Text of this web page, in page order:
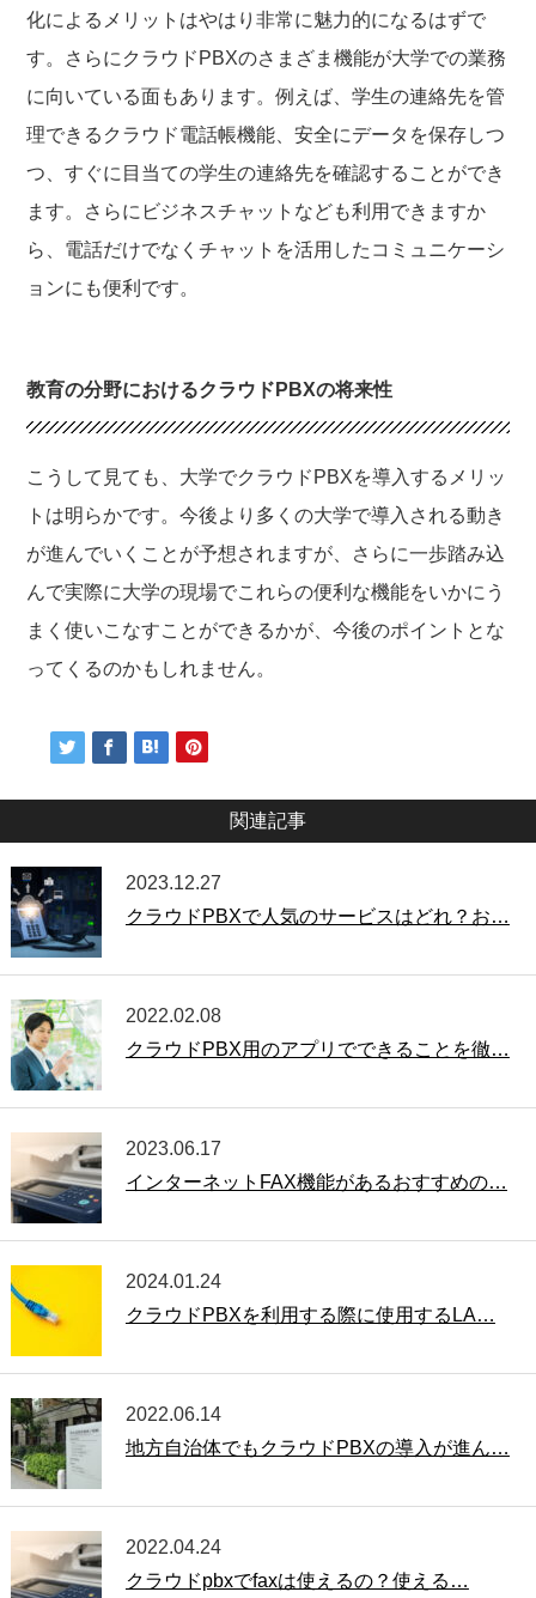
化によるメリットはやはり非常に魅力的になるはずで
す。さらにクラウドPBXのさまざま機能が大学での業務
に向いている面もあります。例えば、学生の連絡先を管
理できるクラウド電話帳機能、安全にデータを保存しつ
つ、すぐに目当ての学生の連絡先を確認することができ
ます。さらにビジネスチャットなども利用できますか
ら、電話だけでなくチャットを活用したコミュニケーシ
ョンにも便利です。
教育の分野におけるクラウドPBXの将来性
こうして見ても、大学でクラウドPBXを導入するメリッ
トは明らかです。今後より多くの大学で導入される動き
が進んでいくことが予想されますが、さらに一歩踏み込
んで実際に大学の現場でこれらの便利な機能をいかにう
まく使いこなすことができるかが、今後のポイントとな
ってくるのかもしれません。
関連記事
2023.12.27
クラウドPBXで人気のサービスはどれ？お…
2022.02.08
クラウドPBX用のアプリでできることを徹…
2023.06.17
インターネットFAX機能があるおすすめの…
2024.01.24
クラウドPBXを利用する際に使用するLA…
2022.06.14
地方自治体でもクラウドPBXの導入が進ん…
2022.04.24
クラウドpbxでfaxは使えるの？使える…